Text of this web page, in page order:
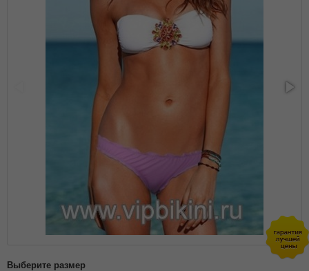
Выберите размер